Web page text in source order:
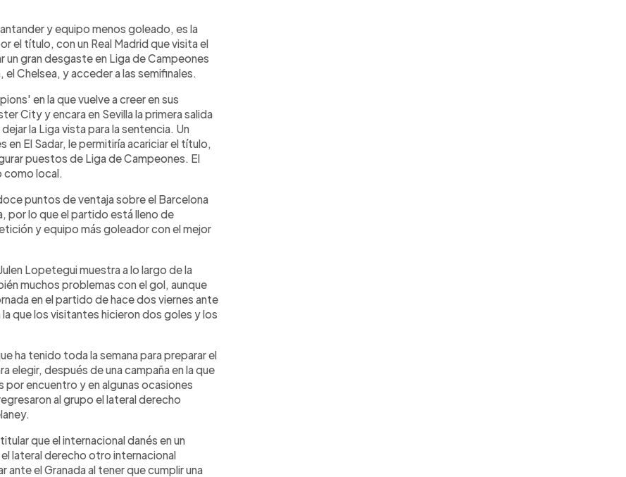
y equipo menos goleado, es la
el título, con un Real Madrid que visita el
un gran desgaste en Liga de Campeones
Chelsea, y acceder a las semifinales.
en la que vuelve a creer en sus
City y encara en Sevilla la primera salida
la Liga vista para la sentencia. Un
El Sadar, le permitiría acariciar el título,
puestos de Liga de Campeones. El
como local.
puntos de ventaja sobre el Barcelona
por lo que el partido está lleno de
y equipo más goleador con el mejor
Lopetegui muestra a lo largo de la
muchos problemas con el gol, aunque
en el partido de hace dos viernes ante
que los visitantes hicieron dos goles y los
ha tenido toda la semana para preparar el
elegir, después de una campaña en la que
por encuentro y en algunas ocasiones
al grupo el lateral derecho
que el internacional danés en un
lateral derecho otro internacional
el Granada al tener que cumplir una